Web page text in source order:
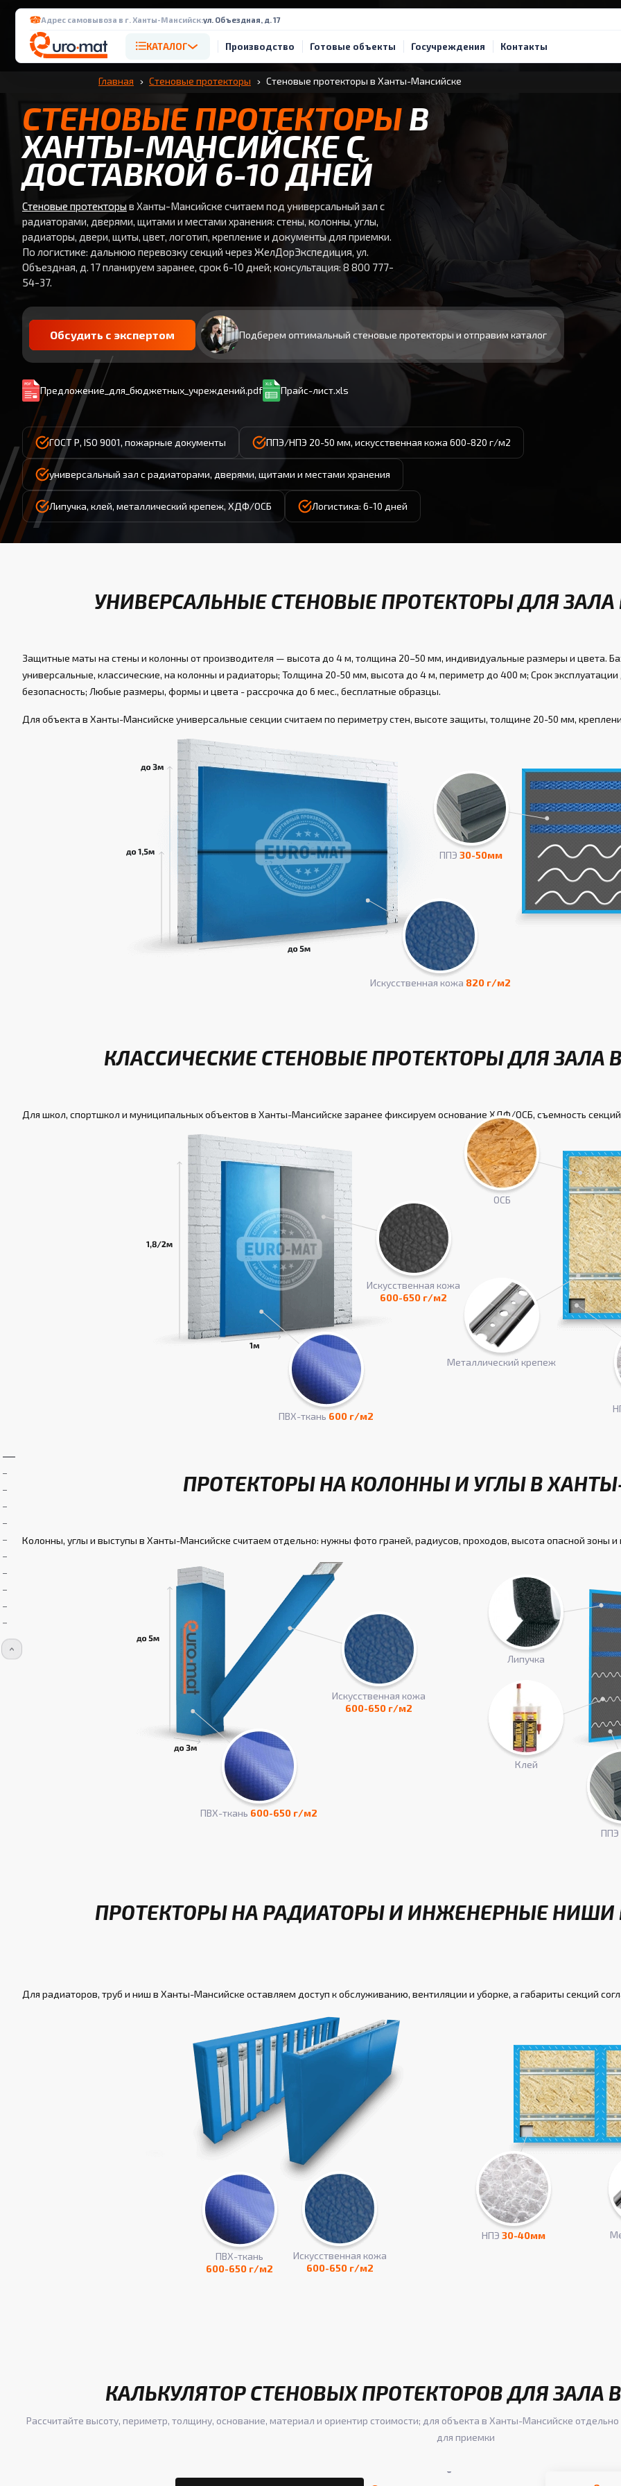
Адрес самовывоза в г. Ханты-Мансийск:ул. Объездная, д. 17
КАТАЛОГ Производство Готовые объекты Госучреждения Контакты
Главная Стеновые протекторы Стеновые протекторы в Ханты-Мансийске
СТЕНОВЫЕ ПРОТЕКТОРЫ В
ХАНТЫ-МАНСИЙСКЕ С
ДОСТАВКОЙ 6-10 ДНЕЙ
Стеновые протекторы в Ханты-Мансийске считаем под универсальный зал с
радиаторами, дверями, щитами и местами хранения: стены, колонны, углы,
радиаторы, двери, щиты, цвет, логотип, крепление и документы для приемки.
По логистике: дальнюю перевозку секций через ЖелДорЭкспедиция, ул.
Объездная, д. 17 планируем заранее, срок 6-10 дней; консультация: 8 800 777-
54-37.
Обсудить с экспертом Подберем оптимальный стеновые протекторы и отправим каталог
Предложение_для_бюджетных_учреждений.pdf Прайс-лист.xls
ГОСТ Р, ISO 9001, пожарные документы ППЭ/НПЭ 20-50 мм, искусственная кожа 600-820 г/м2
универсальный зал с радиаторами, дверями, щитами и местами хранения
Липучка, клей, металлический крепеж, ХДФ/ОСБ Логистика: 6-10 дней
УНИВЕРСАЛЬНЫЕ СТЕНОВЫЕ ПРОТЕКТОРЫ ДЛЯ
Защитные маты на стены и колонны от производителя — высота до 4 м, толщина 20–50 мм, индивидуальные размеры и цвета.
универсальные, классические, на колонны и радиаторы; Толщина 20-50 мм, высота до 4 м, периметр до 400 м; Срок
безопасность; Любые размеры, формы и цвета - рассрочка до 6 мес., бесплатные образцы.
Для объекта в Ханты-Мансийске универсальные секции считаем по периметру стен, высоте защиты, толщине 20-50 мм,
Искусcтвенная кожа 820 г/м2
ППЭ 30-50мм
КЛАССИЧЕСКИЕ СТЕНОВЫЕ ПРОТЕКТОРЫ ДЛЯ
Для школ, спортшкол и муниципальных объектов в Ханты-Мансийске заранее фиксируем основание ХДФ/ОСБ, съемность
ПВХ-ткань 600 г/м2
Искусcтвенная кожа
600-650 г/м2
Металлический крепеж
ОСБ
ПРОТЕКТОРЫ НА КОЛОННЫ И УГЛЫ В
Колонны, углы и выступы в Ханты-Мансийске считаем отдельно: нужны фото граней, радиусов, проходов, высота опасной зоны и
ПВХ-ткань 600-650 г/м2
Искусcтвенная кожа
600-650 г/м2
ППЭ
Клей
Липучка
ПРОТЕКТОРЫ НА РАДИАТОРЫ И ИНЖЕНЕРНЫЕ
Для радиаторов, труб и ниш в Ханты-Мансийске оставляем доступ к обслуживанию, вентиляции и уборке, а габариты секций
ПВХ-ткань
600-650 г/м2
Искусcтвенная кожа
600-650 г/м2
НПЭ 30-40мм
КАЛЬКУЛЯТОР СТЕНОВЫХ ПРОТЕКТОРОВ ДЛЯ ЗАЛА
Рассчитайте высоту, периметр, толщину, основание, материал и ориентир стоимости; для объекта в Ханты-Мансийске
для приемки
-